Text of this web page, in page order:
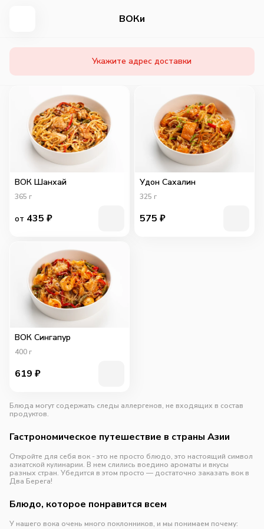
ВОКи
Укажите адрес доставки
ВОК Шанхай
365 г
от 435 ₽
Удон Сахалин
325 г
575 ₽
ВОК Сингапур
400 г
619 ₽
Блюда могут содержать следы аллергенов, не входящих в состав
продуктов.
Гастрономическое путешествие в страны Азии
Откройте для себя вок - это не просто блюдо, это настоящий символ
азиатской кулинарии. В нем слились воедино ароматы и вкусы
разных стран. Убедится в этом просто — достаточно заказать вок в
Два Берега!
Блюдо, которое понравится всем
У нашего вока очень много поклонников, и мы понимаем почему: